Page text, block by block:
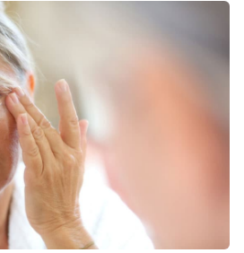
son de
puede hacer vida normal desde
sale de la clínica.